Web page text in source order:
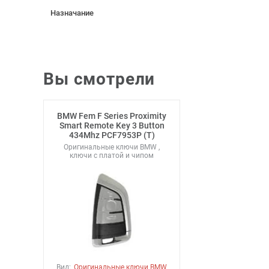
Назначание
Вы смотрели
BMW Fem F Series Proximity
Smart Remote Key 3 Button
434Mhz PCF7953P (T)
Оригинальные ключи BMW ,
ключи с платой и чипом
Вид: Оригинальные ключи BMW